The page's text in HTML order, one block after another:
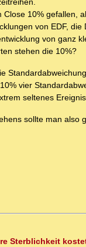
10% gefallen,
von EDF,
von ganz
stehen die 10%?
vier
seltenes
sollte man also
Sterblichkeit